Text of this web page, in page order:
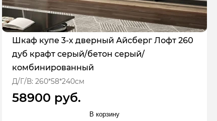
Шкаф купе 3-х дверный Айсберг Лофт 260
дуб крафт серый/бетон серый/
комбинированный
Д/Г/В: 260*58*240см
58900 руб.
В корзину